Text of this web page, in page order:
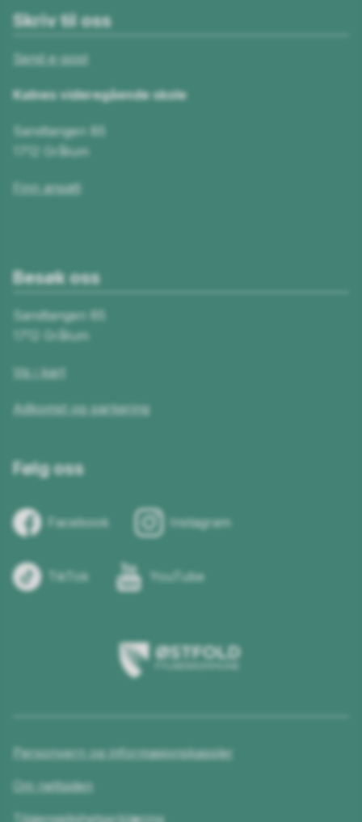
Skriv til oss
Send e-post
Kalnes videregående skole
Sandtangen 85
1712 Grålum
Finn ansatt
Besøk oss
Sandtangen 85
1712 Grålum
Vis i kart
Adkomst og parkering
Følg oss
Facebook Instagram
TikTok YouTube
Østfold
fylkeskommune
Personvern og informasjonskapsler
Om nettsiden